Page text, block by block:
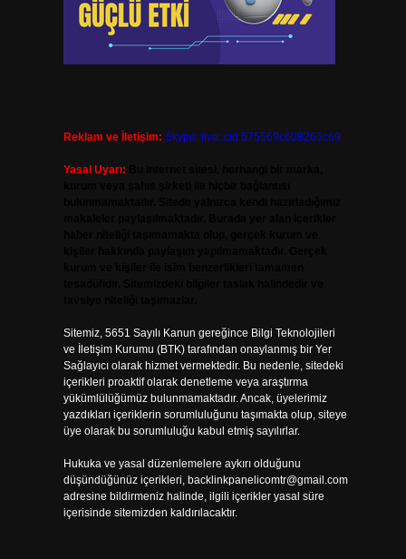
Reklam ve İletişim: Skype: live:.cid.575569c608265c69
Yasal Uyarı:
Sitemiz, 5651 Sayılı Kanun gereğince Bilgi Teknolojileri
ve İletişim Kurumu (BTK) tarafından onaylanmış bir Yer
Sağlayıcı olarak hizmet vermektedir. Bu nedenle, sitedeki
içerikleri proaktif olarak denetleme veya araştırma
yükümlülüğümüz bulunmamaktadır. Ancak, üyelerimiz
yazdıkları içeriklerin sorumluluğunu taşımakta olup, siteye
üye olarak bu sorumluluğu kabul etmiş sayılırlar.
Hukuka ve yasal düzenlemelere aykırı olduğunu
düşündüğünüz içerikleri, backlinkpanelicomtr@gmail.com
adresine bildirmeniz halinde, ilgili içerikler yasal süre
içerisinde sitemizden kaldırılacaktır.